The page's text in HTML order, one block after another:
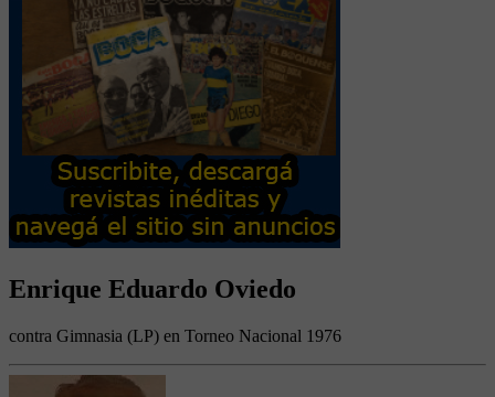
Enrique Eduardo Oviedo
contra Gimnasia (LP) en Torneo Nacional 1976